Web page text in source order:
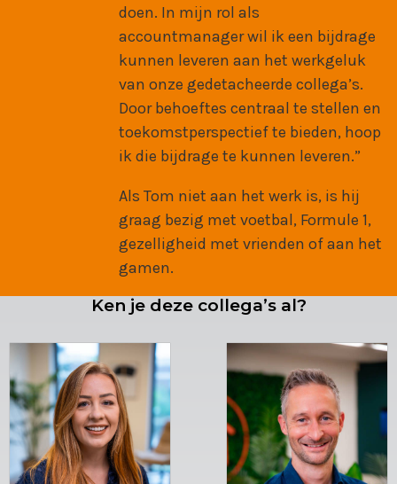
doen. In mijn rol als
accountmanager wil ik een bijdrage
kunnen leveren aan het werkgeluk
van onze gedetacheerde collega’s.
Door behoeftes centraal te stellen en
toekomstperspectief te bieden, hoop
ik die bijdrage te kunnen leveren.”
Als Tom niet aan het werk is, is hij
graag bezig met voetbal, Formule 1,
gezelligheid met vrienden of aan het
gamen.
Ken je deze collega’s al?